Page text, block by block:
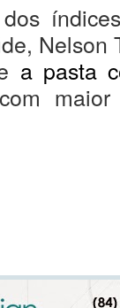
Nelson
a pasta